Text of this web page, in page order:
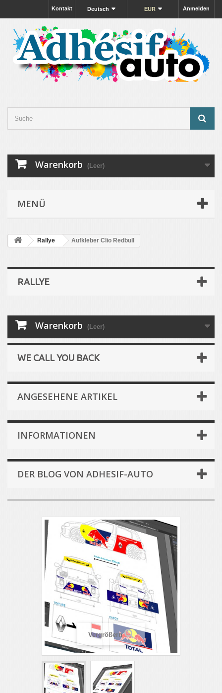
Anmelden
EUR
Deutsch
Kontakt
Warenkorb (Leer)
MENÜ
Rallye Aufkleber Clio Redbull
RALLYE
Warenkorb (Leer)
WE CALL YOU BACK
ANGESEHENE ARTIKEL
INFORMATIONEN
DER BLOG VON ADHESIF-AUTO
Vergrößern